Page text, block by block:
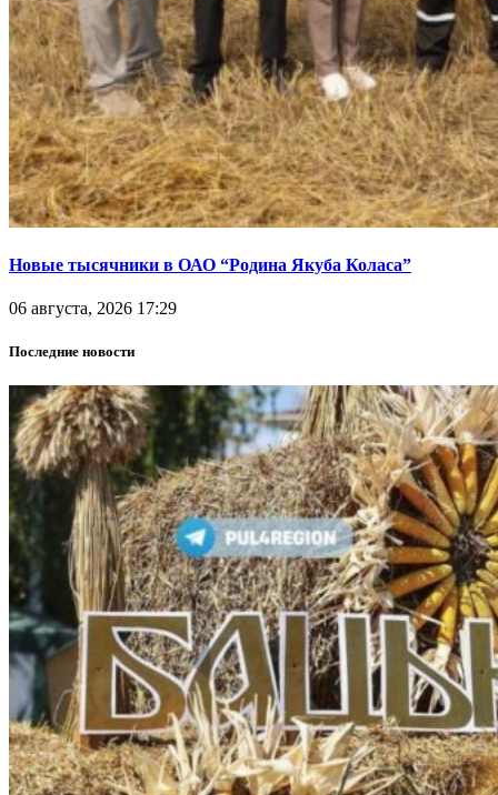
Новые тысячники в ОАО “Родина Якуба Коласа”
06 августа, 2026 17:29
Последние новости